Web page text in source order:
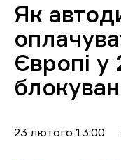
Як
Європі у
23 лютого 13:00